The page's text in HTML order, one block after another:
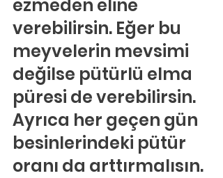
ezmeden eline
verebilirsin. Eğer bu
meyvelerin mevsimi
değilse pütürlü elma
püresi de verebilirsin.
Ayrıca her geçen gün
besinlerindeki pütür
oranı da arttırmalısın.